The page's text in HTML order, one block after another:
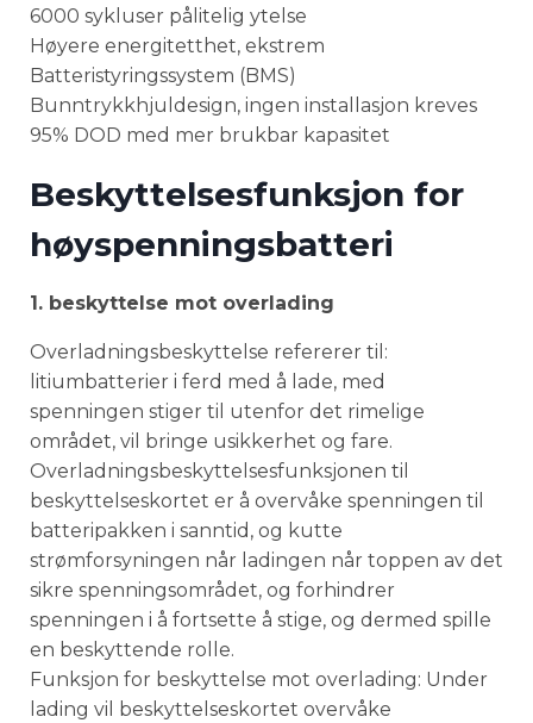
6000 sykluser pålitelig ytelse
Høyere energitetthet, ekstrem
Batteristyringssystem (BMS)
Bunntrykkhjuldesign, ingen installasjon kreves
95% DOD med mer brukbar kapasitet
Beskyttelsesfunksjon for
høyspenningsbatteri
1. beskyttelse mot overlading
Overladningsbeskyttelse refererer til:
litiumbatterier i ferd med å lade, med
spenningen stiger til utenfor det rimelige
området, vil bringe usikkerhet og fare.
Overladningsbeskyttelsesfunksjonen til
beskyttelseskortet er å overvåke spenningen til
batteripakken i sanntid, og kutte
strømforsyningen når ladingen når toppen av det
sikre spenningsområdet, og forhindrer
spenningen i å fortsette å stige, og dermed spille
en beskyttende rolle.
Funksjon for beskyttelse mot overlading: Under
lading vil beskyttelseskortet overvåke